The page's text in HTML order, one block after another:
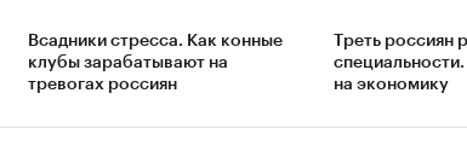
Всадники стресса. Как конные
клубы зарабатывают на
тревогах россиян
Треть россиян
на экономику